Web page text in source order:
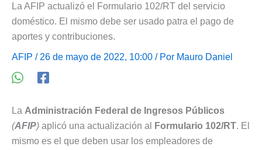
La AFIP actualizó el Formulario 102/RT del servicio
doméstico. El mismo debe ser usado patra el pago de
aportes y contribuciones.
AFIP / 26 de mayo de 2022, 10:00 / Por Mauro Daniel
La Administración Federal de Ingresos Públicos
(AFIP) aplicó una actualización al Formulario 102/RT. El
mismo es el que deben usar los empleadores de